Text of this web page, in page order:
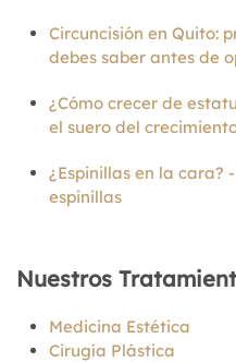
Circuncisión en Quito:
debes saber antes de
¿Cómo crecer de
el suero del
¿Espinillas en la cara?
espinillas
Nuestros
Medicina Estética
Cirugía Plástica